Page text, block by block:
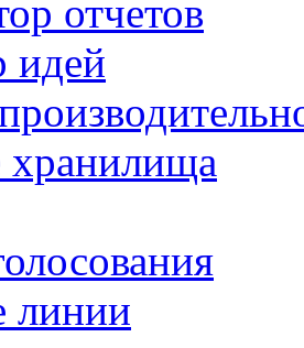
отчетов
идей
линии